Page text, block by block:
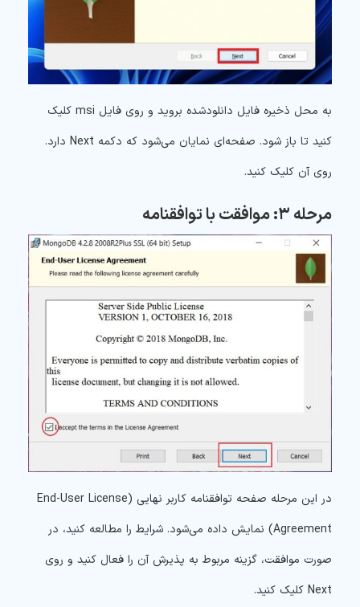
به محل ذخیره فایل دانلودشده بروید و روی فایل msi کلیک
کنید تا باز شود. صفحه‌ای نمایان می‌شود که دکمه Next دارد.
روی آن کلیک کنید.
مرحله ۳: موافقت با توافقنامه
در این مرحله صفحه توافقنامه کاربر نهایی (End-User License
Agreement) نمایش داده می‌شود. شرایط را مطالعه کنید، در
صورت موافقت، گزینه مربوط به پذیرش آن را فعال کنید و روی
Next کلیک کنید.